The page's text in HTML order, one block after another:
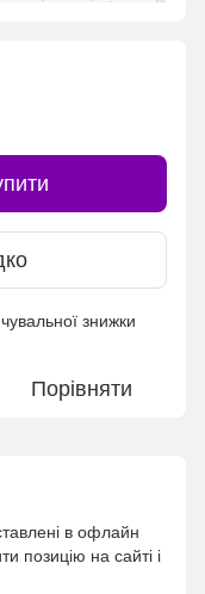
знижки
Порівняти
в офлайн
позицію на сайті і